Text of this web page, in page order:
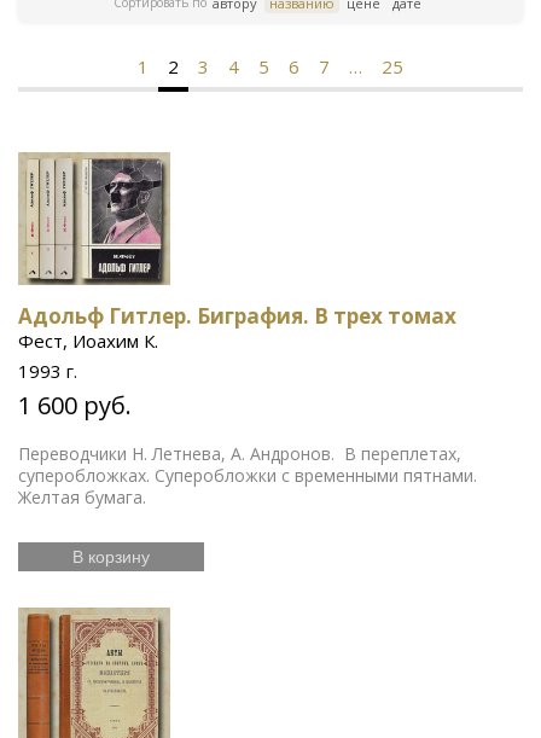
1 2 3 4 5 6 7 … 25
Адольф Гитлер. Биграфия. В трех томах
Фест, Иоахим К.
1993 г.
1 600 руб.
Переводчики Н. Летнева, А. Андронов. В переплетах,
суперобложках. Суперобложки с временными пятнами.
Желтая бумага.
В корзину